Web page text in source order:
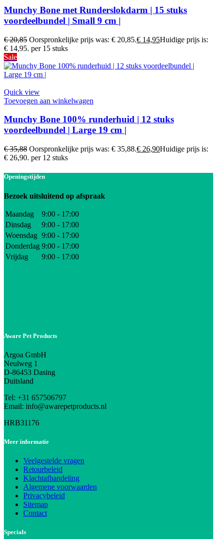
Munchy Bone met Runderslokdarm | 15 stuks
voordeelbundel | Small 9 cm |
€20,85 Oorspronkelijke prijs was: € 20,85.€ 14,95Huidige prijs is:
€ 14,95. per 15 stuks
Sale
Quick view
Toevoegen aan winkelwagen
Munchy Bone 100% runderhuid | 12 stuks
voordeelbundel | Large 19 cm |
€35,88 Oorspronkelijke prijs was: € 35,88.€ 26,90Huidige prijs is:
€ 26,90. per 12 stuks
Openingstijden
Bezoek uitsluitend op afspraak
Maandag
9:00 - 17:00
Dinsdag
9:00 - 17:00
Woensdag 9:00 - 17:00
Donderdag 9:00 - 17:00
Vrijdag
9:00 - 17:00
Aware Pet Products
Argoa GmbH
Neulweg 1
D-86453 Dasing
Duitsland
Tel: +31 657506797
Email: info@awarepetproducts.nl
HRB31176
Meer informatie
Veelgestelde vragen
Retourbeleid
Klachtafhandeling
Algemene voorwaarden
Privacybeleid
Sitemap
Contact
Specials